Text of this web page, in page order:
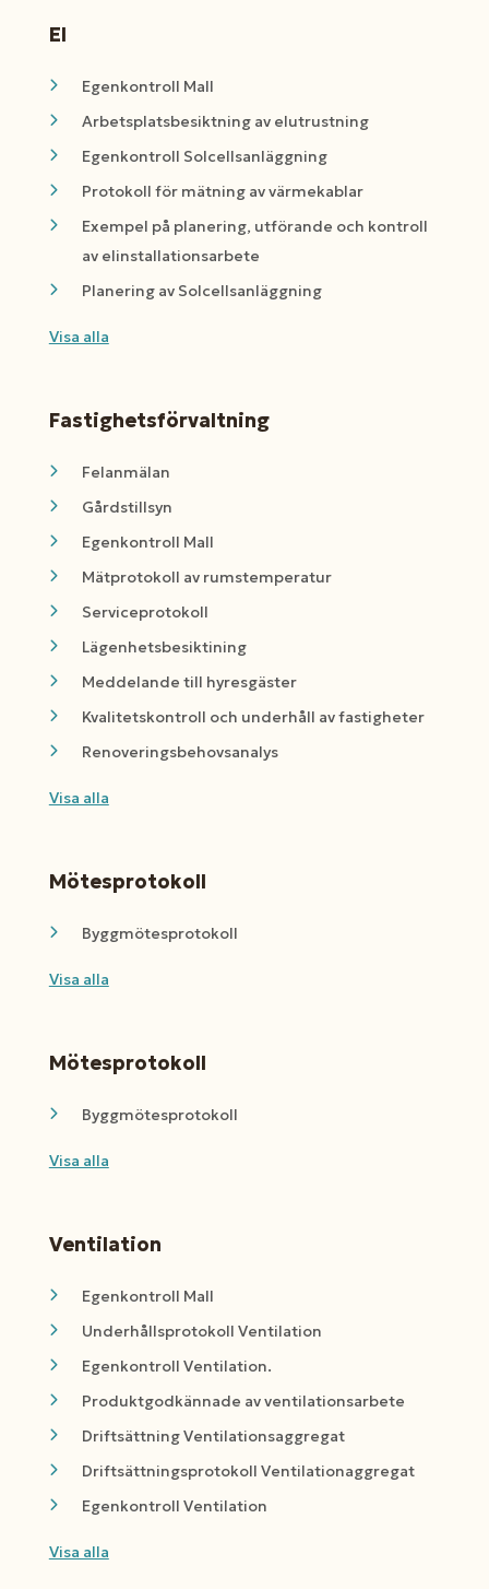
El
Egenkontroll Mall
Arbetsplatsbesiktning av elutrustning
Egenkontroll Solcellsanläggning
Protokoll för mätning av värmekablar
Exempel på planering, utförande och kontroll
av elinstallationsarbete
Planering av Solcellsanläggning
Visa alla
Fastighetsförvaltning
Felanmälan
Gårdstillsyn
Egenkontroll Mall
Mätprotokoll av rumstemperatur
Serviceprotokoll
Lägenhetsbesiktining
Meddelande till hyresgäster
Kvalitetskontroll och underhåll av fastigheter
Renoveringsbehovsanalys
Visa alla
Mötesprotokoll
Byggmötesprotokoll
Visa alla
Mötesprotokoll
Byggmötesprotokoll
Visa alla
Ventilation
Egenkontroll Mall
Underhållsprotokoll Ventilation
Egenkontroll Ventilation.
Produktgodkännade av ventilationsarbete
Driftsättning Ventilationsaggregat
Driftsättningsprotokoll Ventilationaggregat
Egenkontroll Ventilation
Visa alla